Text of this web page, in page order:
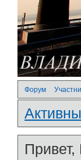
Форум
Привет,